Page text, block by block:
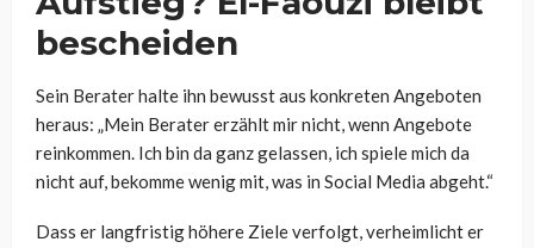
bescheiden
Sein Berater halte ihn bewusst aus konkreten Angeboten
heraus: „Mein Berater erzählt mir nicht, wenn Angebote
reinkommen. Ich bin da ganz gelassen, ich spiele mich da
nicht auf, bekomme wenig mit, was in Social Media abgeht.“
Dass er langfristig höhere Ziele verfolgt, verheimlicht er